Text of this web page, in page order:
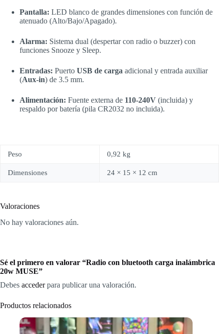
Pantalla: LED blanco de grandes dimensiones con función de
atenuado (Alto/Bajo/Apagado).
Alarma: Sistema dual (despertar con radio o buzzer) con
funciones Snooze y Sleep.
Entradas: Puerto USB de carga adicional y entrada auxiliar
(Aux-in) de 3.5 mm.
Alimentación: Fuente externa de 110-240V (incluida) y
respaldo por batería (pila CR2032 no incluida).
Peso 0,92 kg
Dimensiones 24 × 15 × 12 cm
Valoraciones
No hay valoraciones aún.
Sé el primero en valorar “Radio con bluetooth carga inalámbrica
20w MUSE”
Debes accederpara publicar una valoración.
Productos relacionados